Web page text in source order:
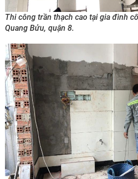
Thi công trần thạch cao tại gia đình
Quang Bửu, quận 8.